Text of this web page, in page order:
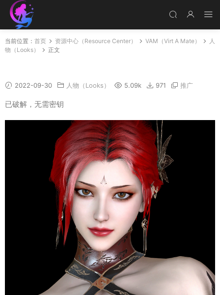
当前位置： 首页 资源中心（Resource Center） VAM（Virt A Mate）
人
物（Looks）
正文
2022-09-30 人物（Looks） 5.09k 971 推广
已破解，无需密钥